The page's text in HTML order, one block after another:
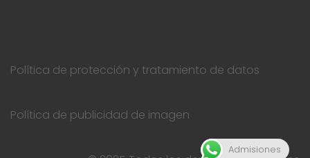
Política de protección y tratamiento de datos
Política de publicidad de imagen
Admisiones